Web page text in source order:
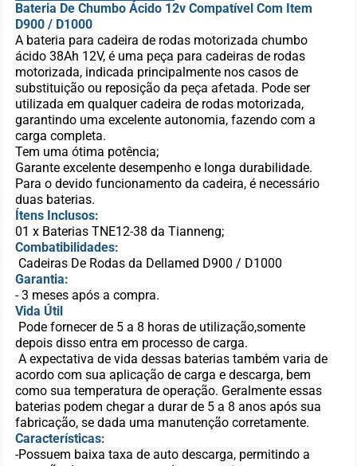
Bateria De Chumbo Ácido 12v Compatível Com Item
D900 / D1000
A bateria para cadeira de rodas motorizada chumbo
ácido 38Ah 12V, é uma peça para cadeiras de rodas
motorizada, indicada principalmente nos casos de
substituição ou reposição da peça afetada. Pode ser
utilizada em qualquer cadeira de rodas motorizada,
garantindo uma excelente autonomia, fazendo com a
carga completa.
Tem uma ótima potência;
Garante excelente desempenho e longa durabilidade.
Para o devido funcionamento da cadeira, é necessário
duas baterias.
Ítens Inclusos:
01 x Baterias TNE12-38 da Tianneng;
Combatibilidades:
Cadeiras De Rodas da Dellamed D900 / D1000
Garantia:
- 3 meses após a compra.
Vida Útil
Pode fornecer de 5 a 8 horas de utilização,somente
depois disso entra em processo de carga.
A expectativa de vida dessas baterias também varia de
acordo com sua aplicação de carga e descarga, bem
como sua temperatura de operação. Geralmente essas
baterias podem chegar a durar de 5 a 8 anos após sua
fabricação, se dada uma manutenção corretamente.
Características:
-Possuem baixa taxa de auto descarga, permitindo a